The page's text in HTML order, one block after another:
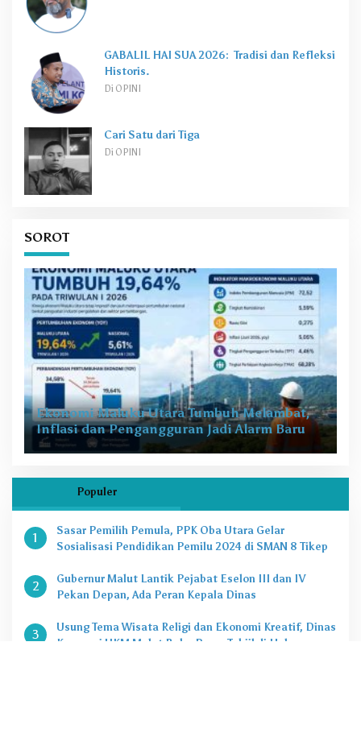
GABALIL HAI SUA 2026: Tradisi dan Refleksi
Historis.
Di OPINI
Cari Satu dari Tiga
Di OPINI
SOROT
Ekonomi Maluku Utara Tumbuh Melambat,
Inflasi dan Pengangguran Jadi Alarm Baru
Populer
1
Sasar Pemilih Pemula, PPK Oba Utara Gelar
Sosialisasi Pendidikan Pemilu 2024 di SMAN 8 Tikep
2
Gubernur Malut Lantik Pejabat Eselon III dan IV
Pekan Depan, Ada Peran Kepala Dinas
3
Usung Tema Wisata Religi dan Ekonomi Kreatif, Dinas
Koperasi UKM Malut Buka Pasar Takjil di Halaman